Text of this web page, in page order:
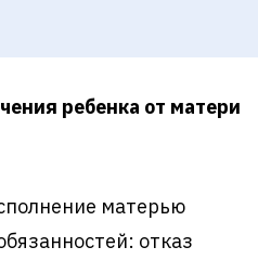
ребенка от матери
матерью
отказ